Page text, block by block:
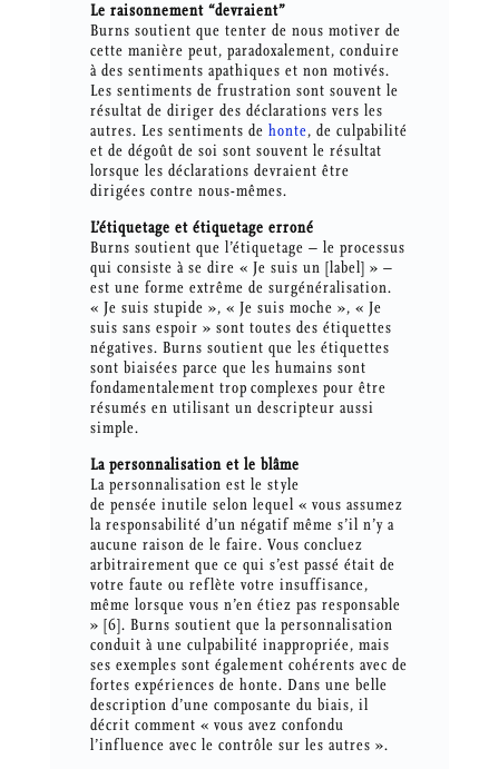
Le raisonnement “devraient”
Burns soutient que tenter de nous motiver de
cette manière peut, paradoxalement, conduire
à des sentiments apathiques et non motivés.
Les sentiments de frustration sont souvent le
résultat de diriger des déclarations vers les
autres. Les sentiments de honte, de culpabilité
et de dégoût de soi sont souvent le résultat
lorsque les déclarations devraient être
dirigées contre nous-mêmes.
L’étiquetage et étiquetage erroné
Burns soutient que l’étiquetage – le processus
qui consiste à se dire « Je suis un [label] » –
est une forme extrême de surgénéralisation.
« Je suis stupide », « Je suis moche », « Je
suis sans espoir » sont toutes des étiquettes
négatives. Burns soutient que les étiquettes
sont biaisées parce que les humains sont
fondamentalement trop complexes pour être
résumés en utilisant un descripteur aussi
simple.
La personnalisation et le blâme
La personnalisation est le style
de pensée inutile selon lequel « vous assumez
la responsabilité d’un négatif même s’il n’y a
aucune raison de le faire. Vous concluez
arbitrairement que ce qui s’est passé était de
votre faute ou reflète votre insuffisance,
même lorsque vous n’en étiez pas responsable
» [6]. Burns soutient que la personnalisation
conduit à une culpabilité inappropriée, mais
ses exemples sont également cohérents avec de
fortes expériences de honte. Dans une belle
description d’une composante du biais, il
décrit comment « vous avez confondu
l’influence avec le contrôle sur les autres ».